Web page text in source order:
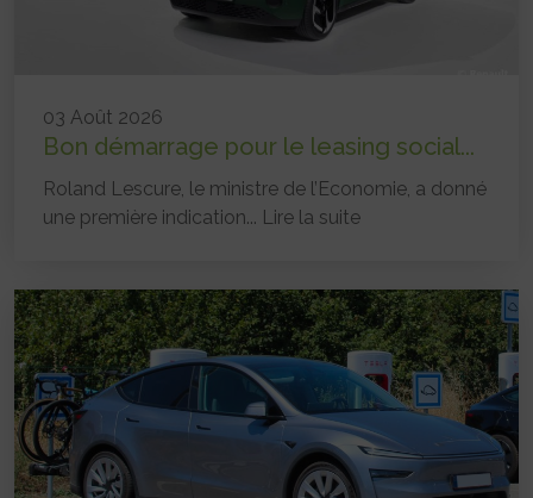
03 Août 2026
Bon démarrage pour le leasing social...
Roland Lescure, le ministre de l’Economie, a donné
une première indication... Lire la suite